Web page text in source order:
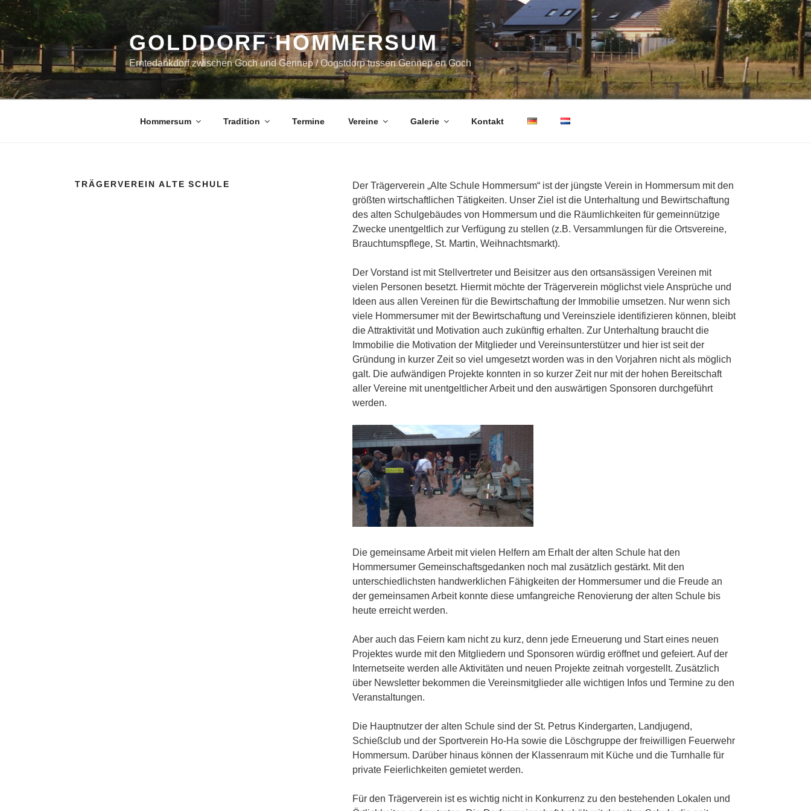
Zum
Inhalt
springen
GOLDDORF HOMMERSUM
Erntedankdorf zwischen Goch und Gennep / Oogstdorp tussen Gennep en Goch
Hommersum Tradition Termine Vereine Galerie Kontakt
TRÄGERVEREIN ALTE SCHULE
Der Trägerverein „Alte Schule Hommersum“ ist der jüngste Verein in Hommersum mit den
größten wirtschaftlichen Tätigkeiten. Unser Ziel ist die Unterhaltung und Bewirtschaftung
des alten Schulgebäudes von Hommersum und die Räumlichkeiten für gemeinnützige
Zwecke unentgeltlich zur Verfügung zu stellen (z.B. Versammlungen für die Ortsvereine,
Brauchtumspflege, St. Martin, Weihnachtsmarkt).
Der Vorstand ist mit Stellvertreter und Beisitzer aus den ortsansässigen Vereinen mit
vielen Personen besetzt. Hiermit möchte der Trägerverein möglichst viele Ansprüche und
Ideen aus allen Vereinen für die Bewirtschaftung der Immobilie umsetzen. Nur wenn sich
viele Hommersumer mit der Bewirtschaftung und Vereinsziele identifizieren können, bleibt
die Attraktivität und Motivation auch zukünftig erhalten. Zur Unterhaltung braucht die
Immobilie die Motivation der Mitglieder und Vereinsunterstützer und hier ist seit der
Gründung in kurzer Zeit so viel umgesetzt worden was in den Vorjahren nicht als möglich
galt. Die aufwändigen Projekte konnten in so kurzer Zeit nur mit der hohen Bereitschaft
aller Vereine mit unentgeltlicher Arbeit und den auswärtigen Sponsoren durchgeführt
werden.
Die gemeinsame Arbeit mit vielen Helfern am Erhalt der alten Schule hat den
Hommersumer Gemeinschaftsgedanken noch mal zusätzlich gestärkt. Mit den
unterschiedlichsten handwerklichen Fähigkeiten der Hommersumer und die Freude an
der gemeinsamen Arbeit konnte diese umfangreiche Renovierung der alten Schule bis
heute erreicht werden.
Aber auch das Feiern kam nicht zu kurz, denn jede Erneuerung und Start eines neuen
Projektes wurde mit den Mitgliedern und Sponsoren würdig eröffnet und gefeiert. Auf der
Internetseite werden alle Aktivitäten und neuen Projekte zeitnah vorgestellt. Zusätzlich
über Newsletter bekommen die Vereinsmitglieder alle wichtigen Infos und Termine zu den
Veranstaltungen.
Die Hauptnutzer der alten Schule sind der St. Petrus Kindergarten, Landjugend,
Schießclub und der Sportverein Ho-Ha sowie die Löschgruppe der freiwilligen Feuerwehr
Hommersum. Darüber hinaus können der Klassenraum mit Küche und die Turnhalle für
private Feierlichkeiten gemietet werden.
Für den Trägerverein ist es wichtig nicht in Konkurrenz zu den bestehenden Lokalen und